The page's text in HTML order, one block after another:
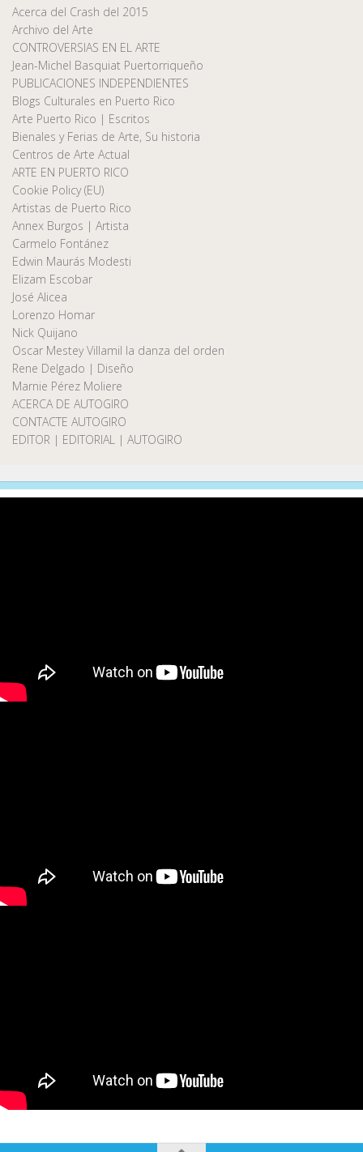
Acerca del Crash del 2015
Archivo del Arte
CONTROVERSIAS EN EL ARTE
Jean-Michel Basquiat Puertorriqueño
PUBLICACIONES INDEPENDIENTES
Blogs Culturales en Puerto Rico
Arte Puerto Rico | Escritos
Bienales y Ferias de Arte, Su historia
Centros de Arte Actual
ARTE EN PUERTO RICO
Cookie Policy (EU)
Artistas de Puerto Rico
Annex Burgos | Artista
Carmelo Fontánez
Edwin Maurás Modesti
Elizam Escobar
José Alicea
Lorenzo Homar
Nick Quijano
Oscar Mestey Villamil la danza del orden
Rene Delgado | Diseño
Marnie Pérez Moliere
ACERCA DE AUTOGIRO
CONTACTE AUTOGIRO
EDITOR | EDITORIAL | AUTOGIRO